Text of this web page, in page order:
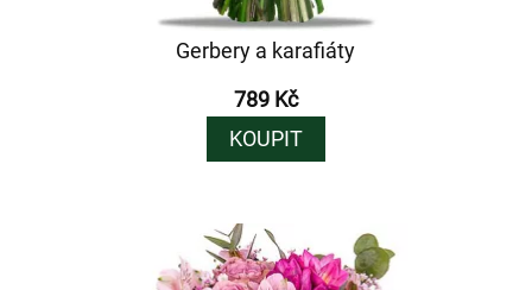
Gerbery a karafiáty
789 Kč
KOUPIT